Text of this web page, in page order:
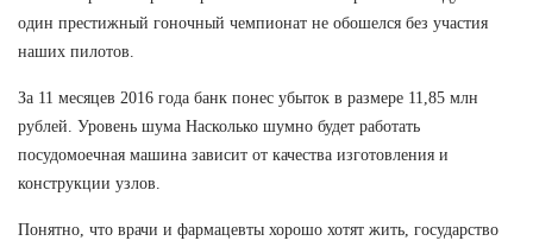
один престижный гоночный чемпионат не обошелся без участия
наших пилотов.
За 11 месяцев 2016 года банк понес убыток в размере 11,85 млн
рублей. Уровень шума Насколько шумно будет работать
посудомоечная машина зависит от качества изготовления и
конструкции узлов.
Понятно, что врачи и фармацевты хорошо хотят жить, государство